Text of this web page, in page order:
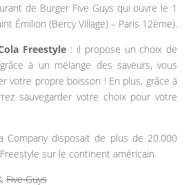
de Burger Five Guys qui ouvre le 1
Émilion (Bercy Village) – Paris 12ème).
Freestyle : il propose un choix de
à un mélange des saveurs, vous
votre propre boisson ! En plus, grâce à
sauvegarder votre choix pour votre
Company disposait de plus de 20.000
sur le continent américain.
Five Guys